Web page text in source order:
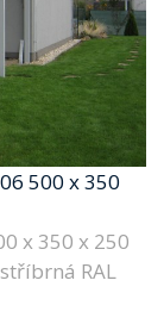
500 x 350
x 350 x 250
RAL